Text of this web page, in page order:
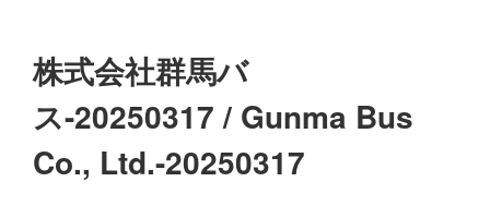
株式会社群馬バ
ス-20250317 / Gunma Bus
Co., Ltd.-20250317